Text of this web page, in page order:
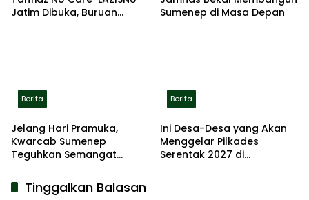
Jatim Dibuka, Buruan
Sumenep di Masa Depan
Berita
Jelang Hari Pramuka,
Kwarcab Sumenep
Teguhkan Semangat
Pahlawan
Berita
Ini Desa-Desa yang Akan
Menggelar Pilkades
Serentak 2027 di
Tinggalkan Balasan